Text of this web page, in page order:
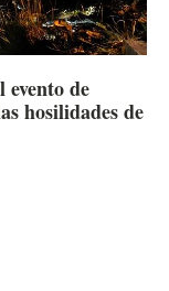
de
hosilidades de